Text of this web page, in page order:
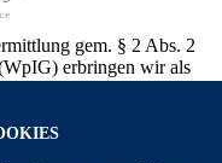
gem. § 2 Abs. 2
erbringen wir als
Die NFS ist ein